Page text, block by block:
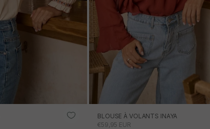
BLOUSE À VOLANTS INAYA
PRIX PROMOTIONNEL
€59,95 EUR